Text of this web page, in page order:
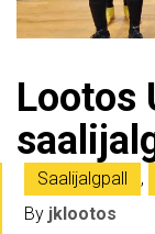
Lootos
Saalijalgpall ,
By jklootos